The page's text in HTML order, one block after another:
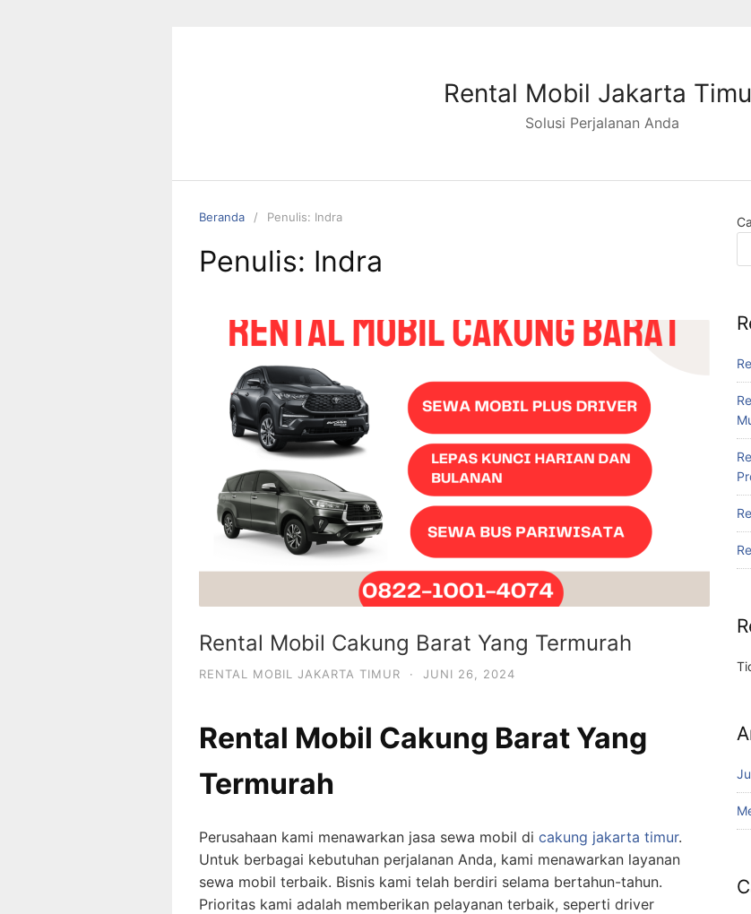
Rental Mobil Jakarta
Solusi Perjalanan Anda
Beranda Penulis: Indra
Penulis: Indra
Rental Mobil Cakung Barat Yang Termurah
RENTAL MOBIL JAKARTA TIMUR · JUNI 26, 2024
Rental Mobil Cakung Barat Yang
Termurah
Perusahaan kami menawarkan jasa sewa mobil di cakung jakarta timur.
Untuk berbagai kebutuhan perjalanan Anda, kami menawarkan layanan
sewa mobil terbaik. Bisnis kami telah berdiri selama bertahun-tahun.
Prioritas kami adalah memberikan pelayanan terbaik, seperti driver